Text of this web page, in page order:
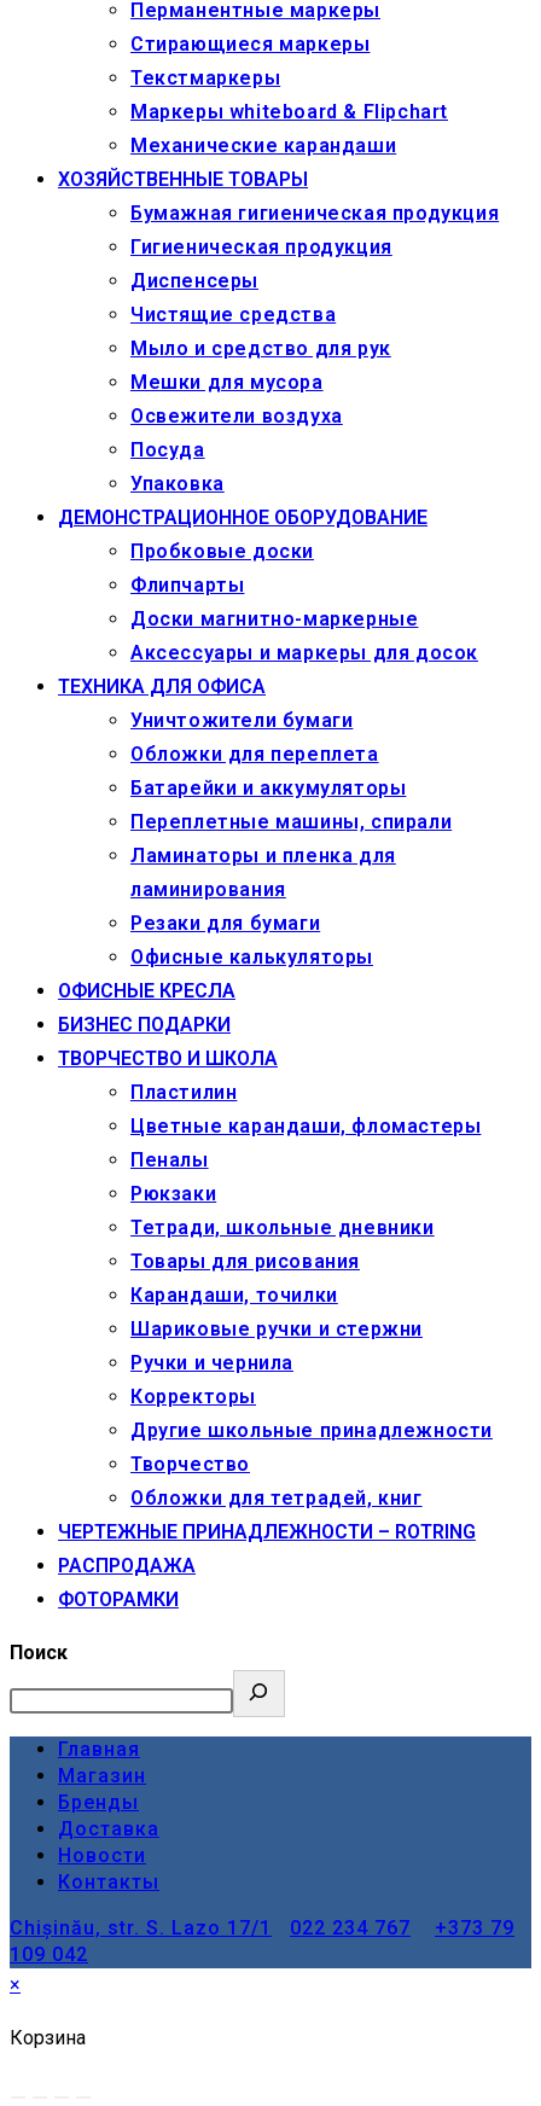
Перманентные маркеры
Стирающиеся маркеры
Текстмаркеры
Маркеры whiteboard & Flipchart
Механические карандаши
ХОЗЯЙСТВЕННЫЕ ТОВАРЫ
Бумажная гигиеническая продукция
Гигиеническая продукция
Диспенсеры
Чистящие средства
Мыло и средство для рук
Мешки для мусора
Освежители воздуха
Посуда
Упаковка
ДЕМОНСТРАЦИОННОЕ ОБОРУДОВАНИЕ
Пробковые доски
Флипчарты
Доски магнитно-маркерные
Аксессуары и маркеры для досок
ТЕХНИКА ДЛЯ ОФИСА
Уничтожители бумаги
Обложки для переплета
Батарейки и аккумуляторы
Переплетные машины, спирали
Ламинаторы и пленка для
ламинирования
Резаки для бумаги
Офисные калькуляторы
ОФИСНЫЕ КРЕСЛА
БИЗНЕС ПОДАРКИ
ТВОРЧЕСТВО И ШКОЛА
Пластилин
Цветные карандаши, фломастеры
Пеналы
Рюкзаки
Тетради, школьные дневники
Товары для рисования
Карандаши, точилки
Шариковые ручки и стержни
Ручки и чернила
Корректоры
Другие школьные принадлежности
Творчество
Обложки для тетрадей, книг
ЧЕРТЕЖНЫЕ ПРИНАДЛЕЖНОСТИ – ROTRING
РАСПРОДАЖА
ФОТОРАМКИ
Поиск
Главная
Магазин
Бренды
Доставка
Новости
Контакты
Chișinău, str. S. Lazo 17/1
022 234 767
+373 79
109 042
×
Корзина